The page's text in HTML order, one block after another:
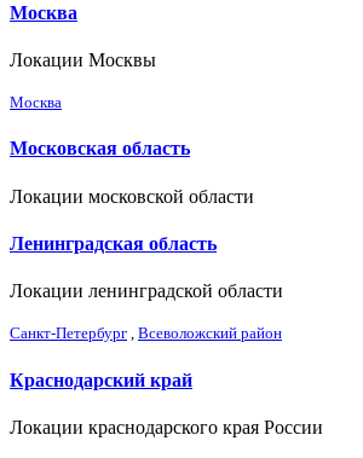
Москва
Локации Москвы
Москва
Московская область
Локации московской области
Ленинградская область
Локации ленинградской области
Санкт-Петербург , Всеволожский район
Краснодарский край
Локации краснодарского края России